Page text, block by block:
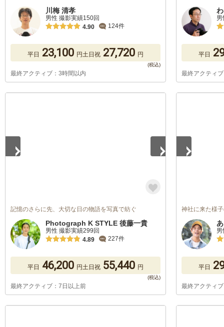
川梅 清孝
男性 撮影実績150回
4.90
124件
平日 23,100 円土日祝 27,720 円
最終アクティブ：3時間以内
平日
最終アクティ
記憶のさらに先、大切な日の物語を写真で紡ぐ
Photograph K STYLE 後藤一貴
男性 撮影実績299回
4.89
227件
平日 46,200 円土日祝 55,440 円
最終アクティブ：7日以上前
神社に来た様
平日
最終アクティ